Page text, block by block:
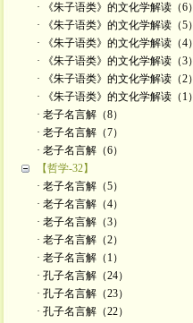
· 《朱子语类》的文化学解读（6）
· 《朱子语类》的文化学解读（5）
· 《朱子语类》的文化学解读（4）
· 《朱子语类》的文化学解读（3）
· 《朱子语类》的文化学解读（2）
· 《朱子语类》的文化学解读（1）
· 老子名言解（8）
· 老子名言解（7）
· 老子名言解（6）
【哲学-32】
· 老子名言解（5）
· 老子名言解（4）
· 老子名言解（3）
· 老子名言解（2）
· 老子名言解（1）
· 孔子名言解（24）
· 孔子名言解（23）
· 孔子名言解（22）